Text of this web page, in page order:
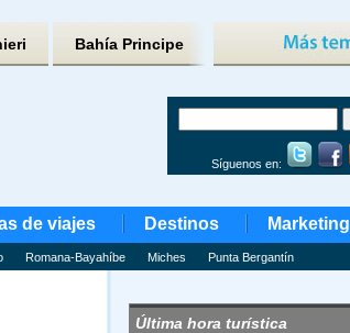
Bahía Principe
Síguenos en:
de viajes Destinos Marketing
Romana-Bayahíbe Miches Punta Bergantín
Última hora turística